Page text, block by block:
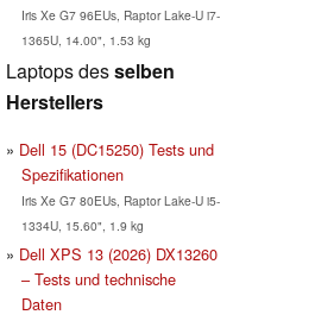
Iris Xe G7 96EUs, Raptor Lake-U i7-
1365U, 14.00", 1.53 kg
Laptops desselben
Herstellers
Dell 15 (DC15250) Tests und
Spezifikationen
Iris Xe G7 80EUs, Raptor Lake-U i5-
1334U, 15.60", 1.9 kg
Dell XPS 13 (2026) DX13260
– Tests und technische
Daten